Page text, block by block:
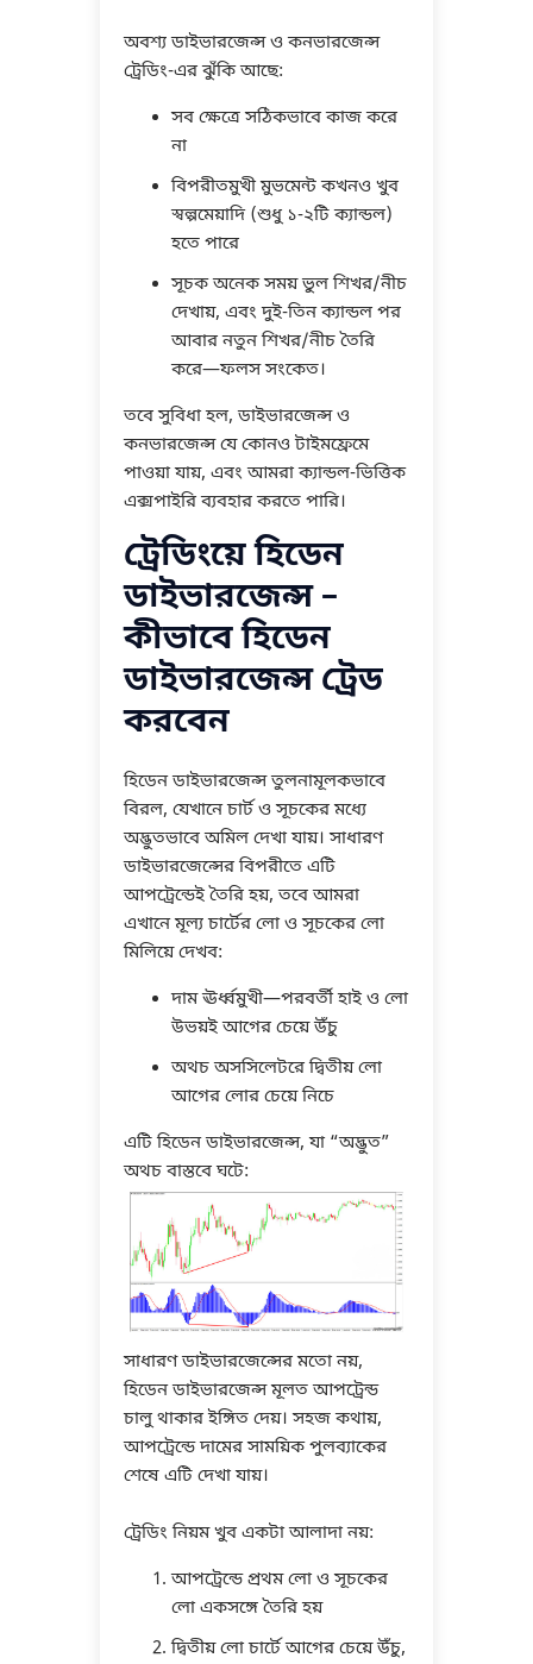
অবশ্য ডাইভারজেন্স ও কনভারজেন্স
ট্রেডিং-এর ঝুঁকি আছে:
সব ক্ষেত্রে সঠিকভাবে কাজ করে
না
বিপরীতমুখী মুভমেন্ট কখনও খুব
স্বল্পমেয়াদি (শুধু ১-২টি ক্যান্ডল)
হতে পারে
সূচক অনেক সময় ভুল শিখর/নীচ
দেখায়, এবং দুই-তিন ক্যান্ডল পর
আবার নতুন শিখর/নীচ তৈরি
করে—ফলস সংকেত।
তবে সুবিধা হল, ডাইভারজেন্স ও
কনভারজেন্স যে কোনও টাইমফ্রেমে
পাওয়া যায়, এবং আমরা ক্যান্ডল-ভিত্তিক
এক্সপাইরি ব্যবহার করতে পারি।
ট্রেডিংয়ে হিডেন
ডাইভারজেন্স –
কীভাবে হিডেন
ডাইভারজেন্স ট্রেড
করবেন
হিডেন ডাইভারজেন্স তুলনামূলকভাবে
বিরল, যেখানে চার্ট ও সূচকের মধ্যে
অদ্ভুতভাবে অমিল দেখা যায়। সাধারণ
ডাইভারজেন্সের বিপরীতে এটি
আপট্রেন্ডেই তৈরি হয়, তবে আমরা
এখানে মূল্য চার্টের লো ও সূচকের লো
মিলিয়ে দেখব:
দাম ঊর্ধ্বমুখী—পরবর্তী হাই ও লো
উভয়ই আগের চেয়ে উঁচু
অথচ অসসিলেটরে দ্বিতীয় লো
আগের লোর চেয়ে নিচে
এটি হিডেন ডাইভারজেন্স, যা “অদ্ভুত”
অথচ বাস্তবে ঘটে:
সাধারণ ডাইভারজেন্সের মতো নয়,
হিডেন ডাইভারজেন্স মূলত আপট্রেন্ড
চালু থাকার ইঙ্গিত দেয়। সহজ কথায়,
আপট্রেন্ডে দামের সাময়িক পুলব্যাকের
শেষে এটি দেখা যায়।
ট্রেডিং নিয়ম খুব একটা আলাদা নয়:
আপট্রেন্ডে প্রথম লো ও সূচকের
লো একসঙ্গে তৈরি হয়
দ্বিতীয় লো চার্টে আগের চেয়ে উঁচু,